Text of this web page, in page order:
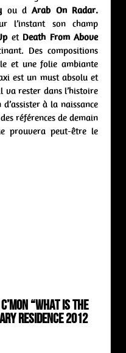
ou dArab On Radar.
l’instant son champ
et Death From Above
Des compositions
et une folie ambiante
est un must absolu et
va rester dans l’histoire
à la naissance
références de demain
prouvera peut-être le
“What is the
Residence 2012